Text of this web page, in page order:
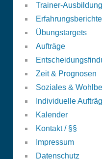
Trainer-Ausbildung
Erfahrungsberichte
Übungstargets
Aufträge
Zeit & Prognosen
Soziales &
Individuelle
Kalender
Kontakt / §§
Impressum
Datenschutz